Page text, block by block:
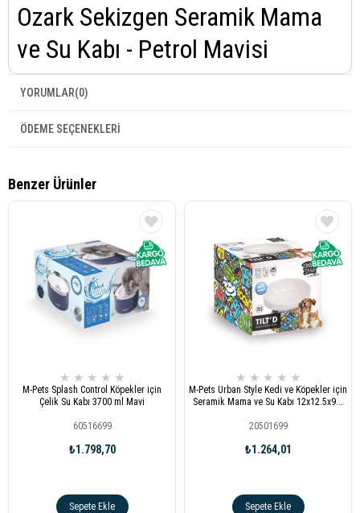
Ozark Sekizgen Seramik Mama
ve Su Kabı - Petrol Mavisi
YORUMLAR(0)
ÖDEME SEÇENEKLERI
Benzer Ürünler
★ ★ ★ ★ ★
M-Pets Splash Control Köpekler için
Çelik Su Kabı 3700 ml Mavi
60516699
₺1.798,70
Sepete Ekle
★ ★ ★ ★ ★
M-Pets Urban Style Kedi ve Köpekler için
Seramik Mama ve Su Kabı 12x12.5x9.5
20501699
₺1.264,01
Sepete Ekle